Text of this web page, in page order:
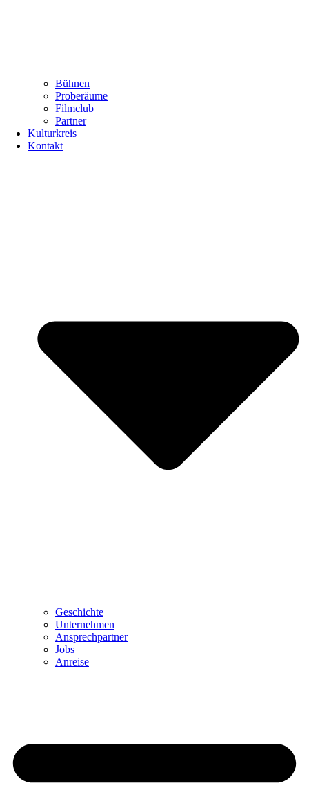
Bühnen
Proberäume
Filmclub
Partner
Kulturkreis
Kontakt
Geschichte
Unternehmen
Ansprechpartner
Jobs
Anreise